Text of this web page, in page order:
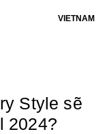
VIETNAM
Style sẽ
2024?